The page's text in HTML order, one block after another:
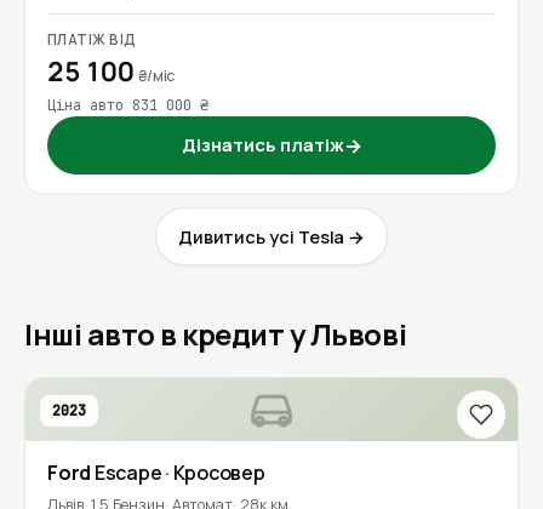
ПЛАТІЖ ВІД
25 100 ₴/міс
Ціна авто 831 000 ₴
Дізнатись платіж→
Дивитись усі Tesla →
Інші авто в кредит у Львові
2023
Ford Escape· Кросовер